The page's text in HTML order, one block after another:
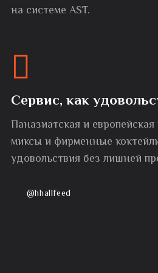
на системе AST.
Сервис, как
Паназиатская и
миксы и фирменные
удовольствия без лишней
@hhallfeed